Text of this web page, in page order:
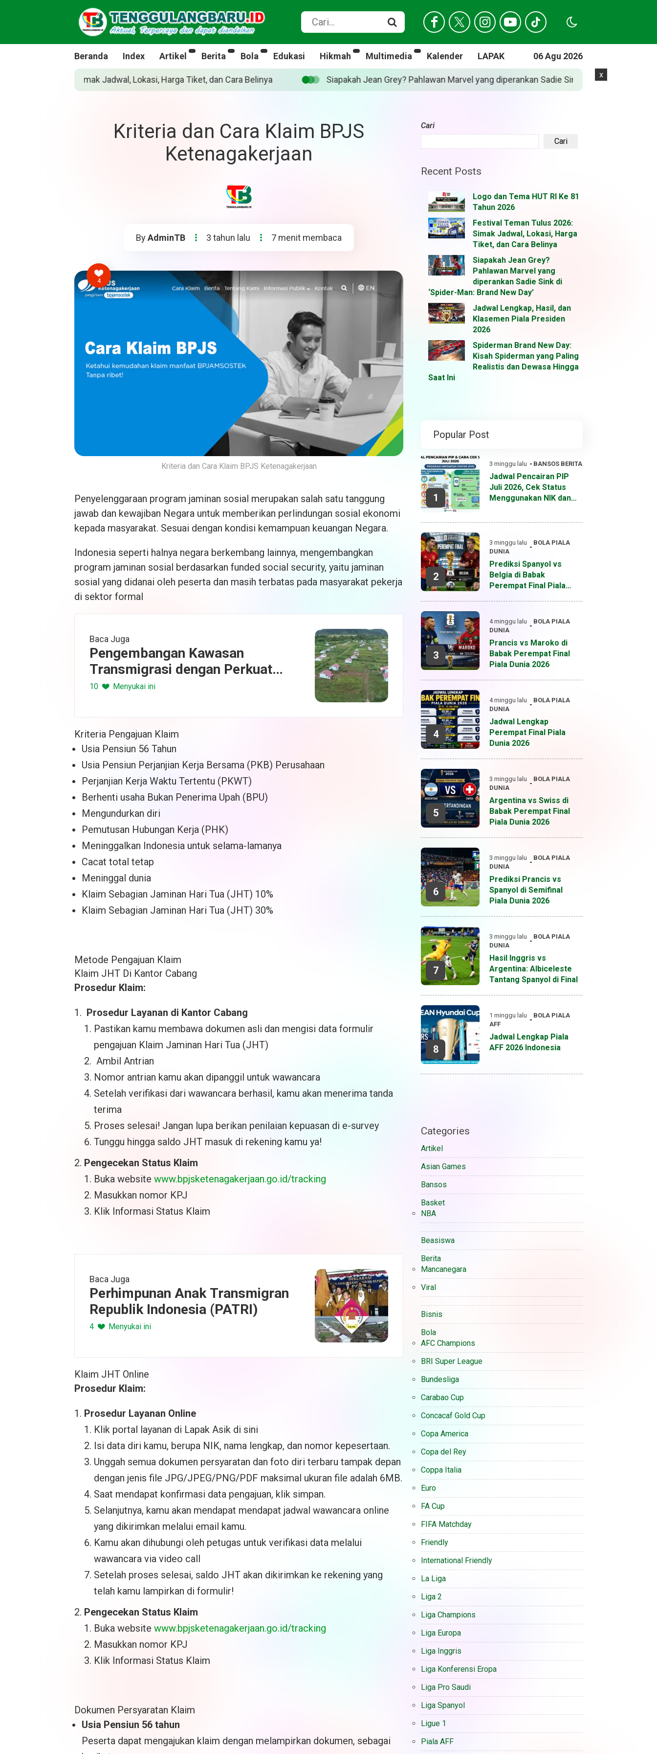
Beranda Index Artikel Berita Bola Edukasi Hikmah Multimedia Kalender LAPAK 06 Agu 2026
Harga Tiket, dan Cara Belinya Siapakah Jean Grey? Pahlawan Marvel yang diperankan Sadie Sink di ‘Spider-Man: Brand New Day’ Jadwal
Kriteria dan Cara Klaim BPJS
Ketenagakerjaan
ByAdminTB 3 tahun lalu 7 menit membaca
4
Kriteria dan Cara Klaim BPJS Ketenagakerjaan
Penyelenggaraan program jaminan sosial merupakan salah satu tanggung
jawab dan kewajiban Negara untuk memberikan perlindungan sosial ekonomi
kepada masyarakat. Sesuai dengan kondisi kemampuan keuangan Negara.
Indonesia seperti halnya negara berkembang lainnya, mengembangkan
program jaminan sosial berdasarkan funded social security, yaitu jaminan
sosial yang didanai oleh peserta dan masih terbatas pada masyarakat pekerja
di sektor formal
Baca Juga
Pengembangan Kawasan
Transmigrasi dengan Perkuat
Akses Transportasi
10 Menyukai ini
Kriteria Pengajuan Klaim
Usia Pensiun 56 Tahun
Usia Pensiun Perjanjian Kerja Bersama (PKB) Perusahaan
Perjanjian Kerja Waktu Tertentu (PKWT)
Berhenti usaha Bukan Penerima Upah (BPU)
Mengundurkan diri
Pemutusan Hubungan Kerja (PHK)
Meninggalkan Indonesia untuk selama-lamanya
Cacat total tetap
Meninggal dunia
Klaim Sebagian Jaminan Hari Tua (JHT) 10%
Klaim Sebagian Jaminan Hari Tua (JHT) 30%
Metode Pengajuan Klaim
Klaim JHT Di Kantor Cabang
Prosedur Klaim:
Prosedur Layanan di Kantor Cabang
Pastikan kamu membawa dokumen asli dan mengisi data formulir
pengajuan Klaim Jaminan Hari Tua (JHT)
Ambil Antrian
Nomor antrian kamu akan dipanggil untuk wawancara
Setelah verifikasi dari wawancara berhasil, kamu akan menerima tanda
terima
Proses selesai! Jangan lupa berikan penilaian kepuasan di e-survey
Tunggu hingga saldo JHT masuk di rekening kamu ya!
Pengecekan Status Klaim
Buka website www.bpjsketenagakerjaan.go.id/tracking
Masukkan nomor KPJ
Klik Informasi Status Klaim
Baca Juga
Perhimpunan Anak Transmigran
Republik Indonesia (PATRI)
4 Menyukai ini
Klaim JHT Online
Prosedur Klaim:
Prosedur Layanan Online
Klik portal layanan di Lapak Asik di sini
Isi data diri kamu, berupa NIK, nama lengkap, dan nomor kepesertaan.
Unggah semua dokumen persyaratan dan foto diri terbaru tampak depan
dengan jenis file JPG/JPEG/PNG/PDF maksimal ukuran file adalah 6MB.
Saat mendapat konfirmasi data pengajuan, klik simpan.
Selanjutnya, kamu akan mendapat mendapat jadwal wawancara online
yang dikirimkan melalui email kamu.
Kamu akan dihubungi oleh petugas untuk verifikasi data melalui
wawancara via video call
Setelah proses selesai, saldo JHT akan dikirimkan ke rekening yang
telah kamu lampirkan di formulir!
Pengecekan Status Klaim
Buka website www.bpjsketenagakerjaan.go.id/tracking
Masukkan nomor KPJ
Klik Informasi Status Klaim
Dokumen Persyaratan Klaim
Usia Pensiun 56 tahun
Peserta dapat mengajukan klaim dengan melampirkan dokumen, sebagai
Cari
Cari
Recent Posts
Logo dan Tema HUT RI Ke 81
Tahun 2026
Festival Teman Tulus 2026:
Simak Jadwal, Lokasi, Harga
Tiket, dan Cara Belinya
Siapakah Jean Grey?
Pahlawan Marvel yang
diperankan Sadie Sink di
‘Spider-Man: Brand New Day’
Jadwal Lengkap, Hasil, dan
Klasemen Piala Presiden
2026
Spiderman Brand New Day:
Kisah Spiderman yang Paling
Realistis dan Dewasa Hingga
Saat Ini
Popular Post
1
3 minggu lalu BANSOS BERITA
Jadwal Pencairan PIP
Juli 2026, Cek Status
Menggunakan NIK dan
2
3 minggu lalu BOLA PIALA
DUNIA
Prediksi Spanyol vs
Belgia di Babak
Perempat Final Piala
3
4 minggu lalu BOLA PIALA
DUNIA
Prancis vs Maroko di
Babak Perempat Final
Piala Dunia 2026
4
4 minggu lalu BOLA PIALA
DUNIA
Jadwal Lengkap
Perempat Final Piala
Dunia 2026
5
3 minggu lalu BOLA PIALA
DUNIA
Argentina vs Swiss di
Babak Perempat Final
Piala Dunia 2026
6
3 minggu lalu BOLA PIALA
DUNIA
Prediksi Prancis vs
Spanyol di Semifinal
Piala Dunia 2026
7
3 minggu lalu BOLA PIALA
DUNIA
Hasil Inggris vs
Argentina: Albiceleste
Tantang Spanyol di Final
8
1 minggu lalu BOLA PIALA
AFF
Jadwal Lengkap Piala
AFF 2026 Indonesia
Categories
Artikel
Asian Games
Bansos
Basket
NBA
Beasiswa
Berita
Mancanegara
Viral
Bisnis
Bola
AFC Champions
BRI Super League
Bundesliga
Carabao Cup
Concacaf Gold Cup
Copa America
Copa del Rey
Coppa Italia
Euro
FA Cup
FIFA Matchday
Friendly
International Friendly
La Liga
Liga 2
Liga Champions
Liga Europa
Liga Inggris
Liga Konferensi Eropa
Liga Pro Saudi
Liga Spanyol
Ligue 1
Piala AFF
x